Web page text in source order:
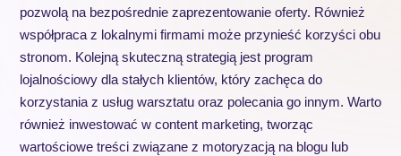
pozwolą na bezpośrednie zaprezentowanie oferty. Również
współpraca z lokalnymi firmami może przynieść korzyści obu
stronom. Kolejną skuteczną strategią jest program
lojalnościowy dla stałych klientów, który zachęca do
korzystania z usług warsztatu oraz polecania go innym. Warto
również inwestować w content marketing, tworząc
wartościowe treści związane z motoryzacją na blogu lub